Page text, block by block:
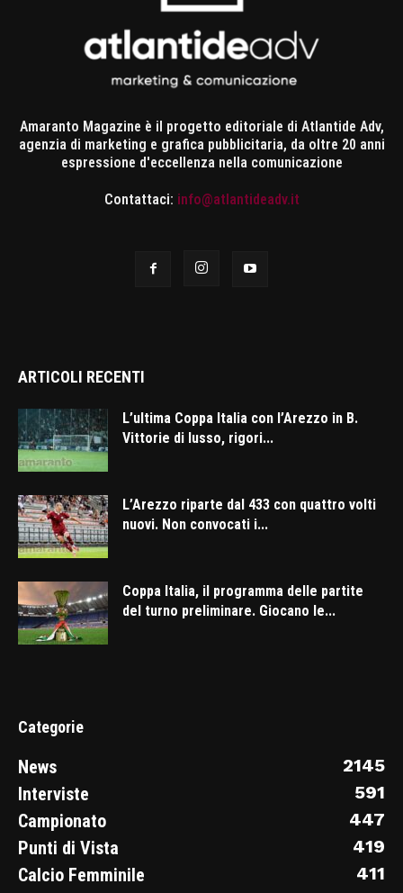
Amaranto Magazine è il progetto editoriale di Atlantide Adv,
agenzia di marketing e grafica pubblicitaria, da oltre 20 anni
espressione d'eccellenza nella comunicazione
Contattaci: info@atlantideadv.it
ARTICOLI RECENTI
L’ultima Coppa Italia con l’Arezzo in B.
Vittorie di lusso, rigori...
L’Arezzo riparte dal 433 con quattro volti
nuovi. Non convocati i...
Coppa Italia, il programma delle partite
del turno preliminare. Giocano le...
Categorie
News
2145
Interviste
591
Campionato
447
Punti di Vista
419
Calcio Femminile
411